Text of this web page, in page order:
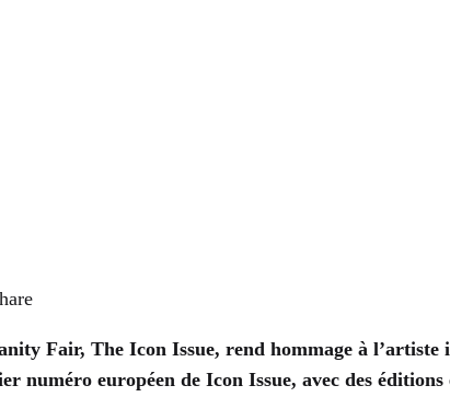
Fair, The Icon Issue, rend hommage à
numéro européen de Icon Issue, avec des